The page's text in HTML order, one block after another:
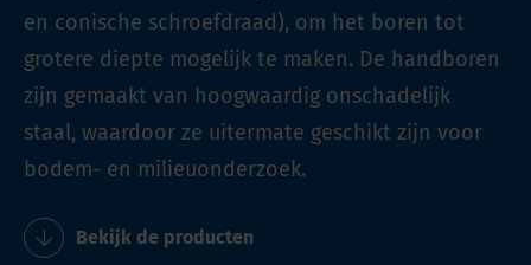
en conische schroefdraad), om het boren tot
grotere diepte mogelijk te maken. De handboren
zijn gemaakt van hoogwaardig onschadelijk
staal, waardoor ze uitermate geschikt zijn voor
bodem- en milieuonderzoek.
Bekijk de producten